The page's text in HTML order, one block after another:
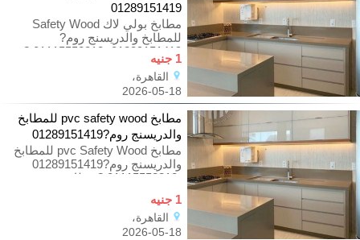
01289151419
مطابخ بولي لاك Safety Wood
للمطابخ والدريسنج روم?
01289151419 -01115552318 ?
شكل شيك وبس!
1 جنيه
القاهرة،
2026-05-18
مطابخ pvc safety wood للمطابخ
والدريسنج روم?01289151419
مطابخ pvc Safety Wood للمطابخ
والدريسنج روم?01289151419
-01115552318 ? مطابخ حديثة
وبس! الفرق
1 جنيه
القاهرة،
2026-05-18